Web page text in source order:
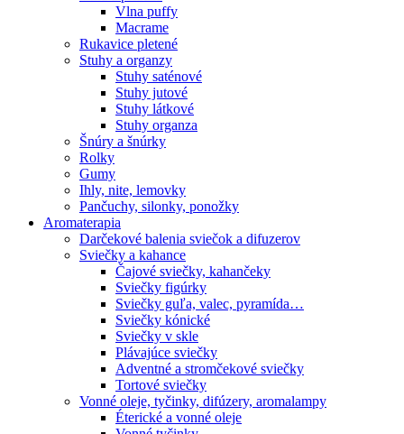
Vlna puffy
Macrame
Rukavice pletené
Stuhy a organzy
Stuhy saténové
Stuhy jutové
Stuhy látkové
Stuhy organza
Šnúry a šnúrky
Rolky
Gumy
Ihly, nite, lemovky
Pančuchy, silonky, ponožky
Aromaterapia
Darčekové balenia sviečok a difuzerov
Sviečky a kahance
Čajové sviečky, kahančeky
Sviečky figúrky
Sviečky guľa, valec, pyramída…
Sviečky kónické
Sviečky v skle
Plávajúce sviečky
Adventné a stromčekové sviečky
Tortové sviečky
Vonné oleje, tyčinky, difúzery, aromalampy
Éterické a vonné oleje